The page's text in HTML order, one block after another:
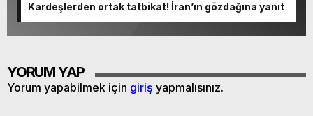
Kardeşlerden ortak tatbikat! İran’ın gözdağına yanıt
YORUM YAP
Yorum yapabilmek için giriş yapmalısınız.